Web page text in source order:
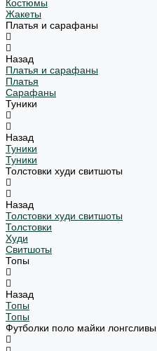
Костюмы
Жакеты
Платья и сарафаны
Назад
Платья и сарафаны
Платья
Сарафаны
Туники
Назад
Туники
Туники
Толстовки худи свитшоты
Назад
Толстовки худи свитшоты
Толстовки
Худи
Свитшоты
Топы
Назад
Топы
Топы
Футболки поло майки лонгсливы